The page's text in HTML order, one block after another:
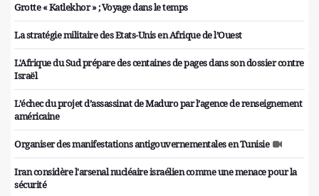
Grotte « Katlekhor » ; Voyage dans le temps
La stratégie militaire des Etats-Unis en Afrique de l’Ouest
L'Afrique du Sud prépare des centaines de pages dans son dossier contre
Israël
L’échec du projet d’assassinat de Maduro par l’agence de renseignement
américaine
Organiser des manifestations antigouvernementales en Tunisie
Iran considère l'arsenal nucléaire israélien comme une menace pour la
sécurité